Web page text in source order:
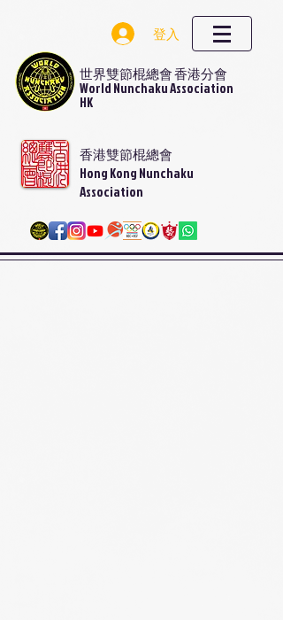
登入
世界雙節棍總會 香港分會
World Nunchaku Association
HK
香港雙節棍總會
Hong Kong Nunchaku
Association